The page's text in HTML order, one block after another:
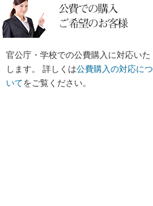
官公庁・学校での公費購入に対応いた
します。 詳しくは公費購入の対応につ
いてをご覧ください。